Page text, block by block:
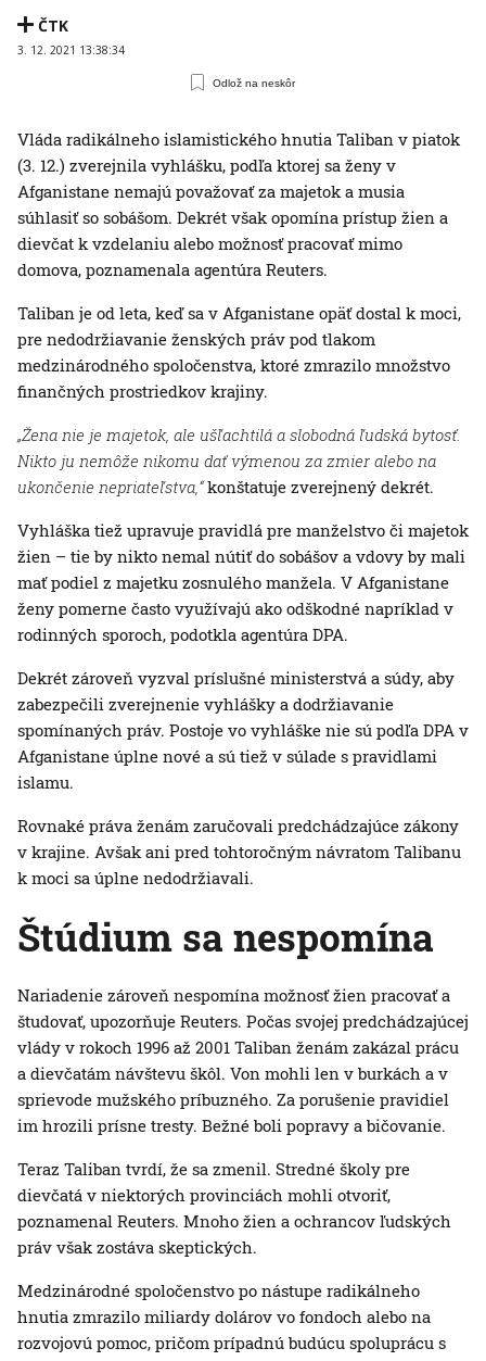
ČTK
3. 12. 2021 13:38:34
Odlož na neskôr
Vláda radikálneho islamistického hnutia Taliban v piatok
(3. 12.) zverejnila vyhlášku, podľa ktorej sa ženy v
Afganistane nemajú považovať za majetok a musia
súhlasiť so sobášom. Dekrét však opomína prístup žien a
dievčat k vzdelaniu alebo možnosť pracovať mimo
domova, poznamenala agentúra Reuters.
Taliban je od leta, keď sa v Afganistane opäť dostal k moci,
pre nedodržiavanie ženských práv pod tlakom
medzinárodného spoločenstva, ktoré zmrazilo množstvo
finančných prostriedkov krajiny.
„Žena nie je majetok, ale ušľachtilá a slobodná ľudská bytosť.
Nikto ju nemôže nikomu dať výmenou za zmier alebo na
ukončenie nepriateľstva,“konštatuje zverejnený dekrét.
Vyhláška tiež upravuje pravidlá pre manželstvo či majetok
žien – tie by nikto nemal nútiť do sobášov a vdovy by mali
mať podiel z majetku zosnulého manžela. V Afganistane
ženy pomerne často využívajú ako odškodné napríklad v
rodinných sporoch, podotkla agentúra DPA.
Dekrét zároveň vyzval príslušné ministerstvá a súdy, aby
zabezpečili zverejnenie vyhlášky a dodržiavanie
spomínaných práv. Postoje vo vyhláške nie sú podľa DPA v
Afganistane úplne nové a sú tiež v súlade s pravidlami
islamu.
Rovnaké práva ženám zaručovali predchádzajúce zákony
v krajine. Avšak ani pred tohtoročným návratom Talibanu
k moci sa úplne nedodržiavali.
Štúdium sa nespomína
Nariadenie zároveň nespomína možnosť žien pracovať a
študovať, upozorňuje Reuters. Počas svojej predchádzajúcej
vlády v rokoch 1996 až 2001 Taliban ženám zakázal prácu
a dievčatám návštevu škôl. Von mohli len v burkách a v
sprievode mužského príbuzného. Za porušenie pravidiel
im hrozili prísne tresty. Bežné boli popravy a bičovanie.
Teraz Taliban tvrdí, že sa zmenil. Stredné školy pre
dievčatá v niektorých provinciách mohli otvoriť,
poznamenal Reuters. Mnoho žien a ochrancov ľudských
práv však zostáva skeptických.
Medzinárodné spoločenstvo po nástupe radikálneho
hnutia zmrazilo miliardy dolárov vo fondoch alebo na
rozvojovú pomoc, pričom prípadnú budúcu spoluprácu s